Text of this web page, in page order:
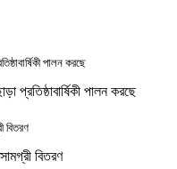
প্রতিষ্ঠাবার্ষিকী পালন করছে
বিতরণ